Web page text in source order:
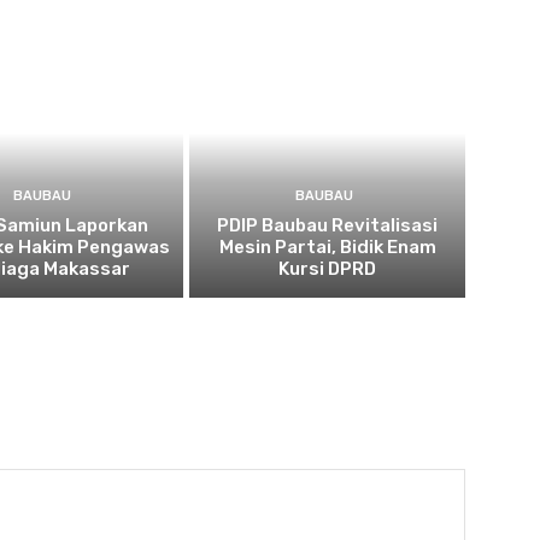
BAUBAU
Laporkan
Hakim Pengawas
Makassar
BAUBAU
PDIP Baubau Revitalisasi
Mesin Partai, Bidik Enam
Kursi DPRD